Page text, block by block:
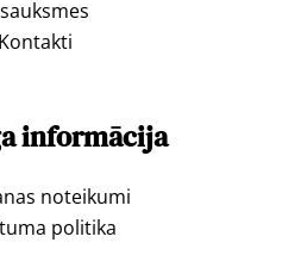
Kontakti
informācija
noteikumi
politika